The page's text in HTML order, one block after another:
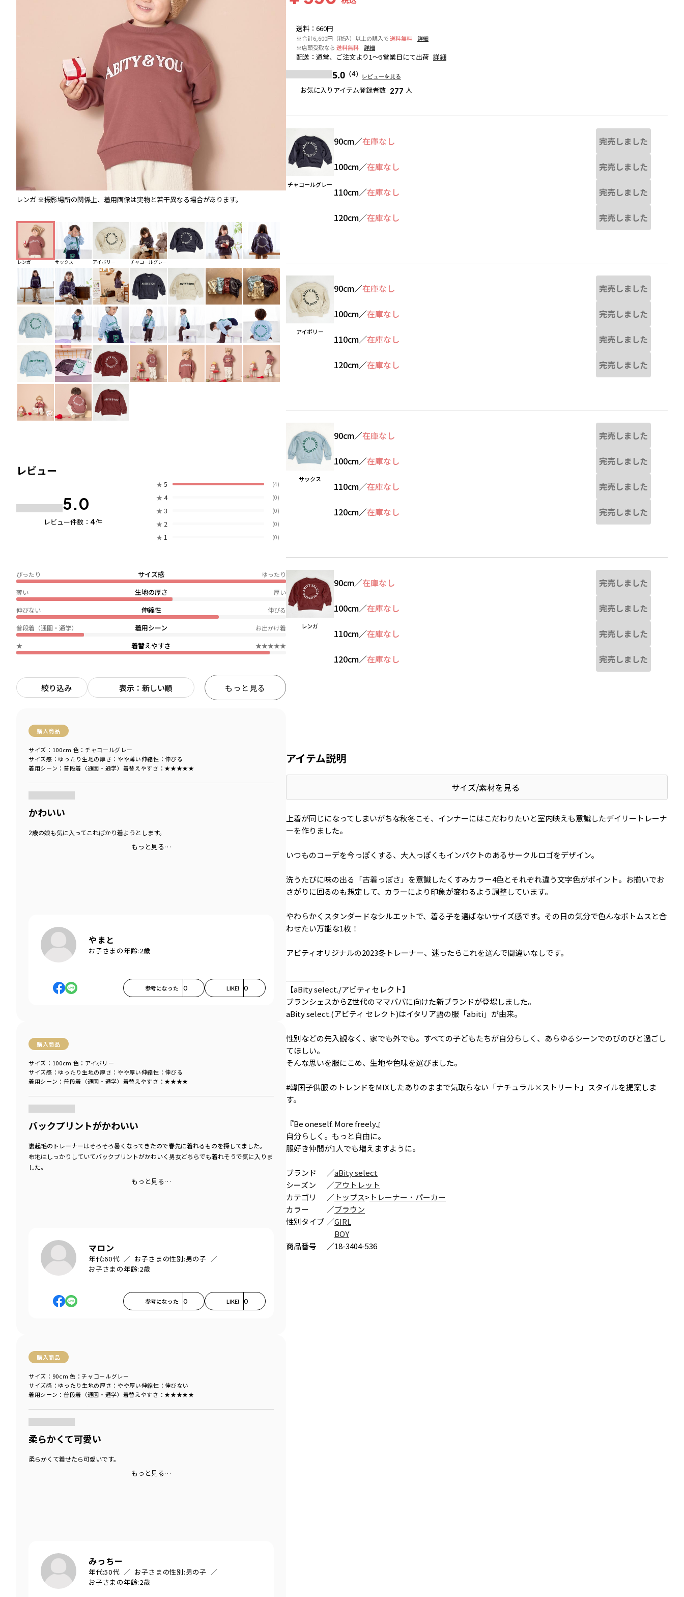
レンガ ※撮影場所の関係上、着用画像は実物と若干異なる場合があります。 ※撮影場所の関係上、着用画像は実物と若干異なる場合があります。 ※撮影場所の関係上、着用画
レンガ サックス アイボリー チャコールグレー
レビュー
5.0
レビュー件数： 4件
★ 5 (4)
★ 4 (0)
★ 3 (0)
★ 2 (0)
★ 1 (0)
サイズ感
ぴったり ゆったり
生地の厚さ
薄い 厚い
伸縮性
伸びない 伸びる
着用シーン
普段着（通園・通学） お出かけ着
着替えやすさ
★ ★★★★★
絞り込み 表示：新しい順 もっと見る
購入商品
サイズ感 ：ゆったり 生地の厚さ ：やや薄い伸縮性 ：伸びる
着用シーン ：普段着（通園・通学） 着替えやすさ ：★★★★★
サイズ：100cm 色：チャコールグレー
かわいい
2歳の娘も気に入ってこればかり着ようとします。
もっと見る…
やまと
お子さまの年齢:2歳
参考になった 0 LIKE! 0
購入商品
サイズ感 ：ゆったり 生地の厚さ ：やや厚い伸縮性 ：伸びる
着用シーン ：普段着（通園・通学） 着替えやすさ ：★★★★
サイズ：100cm 色：アイボリー
バックプリントがかわいい
裏起毛のトレーナーはそろそろ暑くなってきたので春先に着れるものを探してました。
布地はしっかりしていてバックプリントがかわいく男女どちらでも着れそうで気に入りま
した。
もっと見る…
マロン
年代:60代 お子さまの性別:男の子
お子さまの年齢:2歳
参考になった 0 LIKE! 0
購入商品
サイズ感 ：ゆったり 生地の厚さ ：やや厚い伸縮性 ：伸びない
着用シーン ：普段着（通園・通学） 着替えやすさ ：★★★★★
サイズ：90cm 色：チャコールグレー
柔らかくて可愛い
柔らかくて着せたら可愛いです。
もっと見る…
みっちー
年代:50代 お子さまの性別:男の子
お子さまの年齢:2歳
送料 ： 660円
※合計6,600円（税込）以上の購入で送料無料
詳細
※店頭受取なら 送料無料 詳細
配送 ： 通常、ご注文より1～5営業日にて出荷 詳細
5.0 （4） レビューを見る
お気に入りアイテム登録者数 277 人
チャコールグレー
90cm／在庫なし 完売しました
100cm／在庫なし 完売しました
110cm／在庫なし 完売しました
120cm／在庫なし 完売しました
アイボリー
90cm／在庫なし 完売しました
100cm／在庫なし 完売しました
110cm／在庫なし 完売しました
120cm／在庫なし 完売しました
サックス
90cm／在庫なし 完売しました
100cm／在庫なし 完売しました
110cm／在庫なし 完売しました
120cm／在庫なし 完売しました
レンガ
90cm／在庫なし 完売しました
100cm／在庫なし 完売しました
110cm／在庫なし 完売しました
120cm／在庫なし 完売しました
アイテム説明
サイズ/素材を見る
上着が同じになってしまいがちな秋冬こそ、インナーにはこだわりたいと室内映えも意識したデイリートレーナ
ーを作りました。
いつものコーデを今っぽくする、大人っぽくもインパクトのあるサークルロゴをデザイン。
洗うたびに味の出る「古着っぽさ」を意識したくすみカラー4色とそれぞれ違う文字色がポイント。お揃いでお
さがりに回るのも想定して、カラーにより印象が変わるよう調整しています。
やわらかくスタンダードなシルエットで、着る子を選ばないサイズ感です。その日の気分で色んなボトムスと合
わせたい万能な1枚！
アビティオリジナルの2023冬トレーナー、迷ったらこれを選んで間違いなしです。
【aBity select./アビティセレクト】
ブランシェスからZ世代のママパパに向けた新ブランドが登場しました。
aBity select.(アビティ セレクト)はイタリア語の服「abiti」が由来。
性別などの先入観なく、家でも外でも。すべての子どもたちが自分らしく、あらゆるシーンでのびのびと過ごし
てほしい。
そんな思いを服にこめ、生地や色味を選びました。
#韓国子供服 のトレンドをMIXしたありのままで気取らない「ナチュラル×ストリート」スタイルを提案しま
す。
『Be oneself. More freely.』
自分らしく。もっと自由に。
服好き仲間が1人でも増えますように。
ブランド ／aBity select
シーズン
／アウトレット
カテゴリ
／ トップス> トレーナー・パーカー
カラー
／ブラウン
性別タイプ ／GIRL
BOY
商品番号
／18-3404-536